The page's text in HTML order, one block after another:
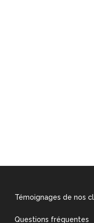
Témoignages de nos
Questions fréquentes